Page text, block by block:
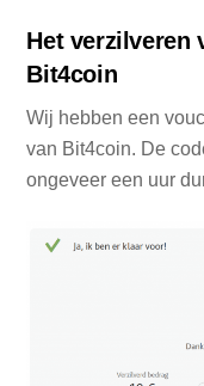
Het verzilveren
Bit4coin
Wij hebben een
van Bit4coin. De
ongeveer een uur